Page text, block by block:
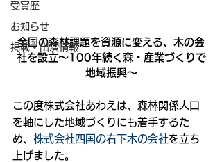
受賞歴
お知らせ
掲載・出演情報
全国の森林課題を資源に変える、木の会
社を設立〜100年続く森・産業づくりで
地域振興〜
この度株式会社あわえは、森林関係人口
を軸にした地域づくりにも着手するた
め、 株式会社四国の右下木の会社を立ち
上げました。